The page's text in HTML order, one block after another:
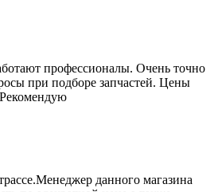
профессионалы. Очень точно
при подборе запчастей. Цены
данного магазина